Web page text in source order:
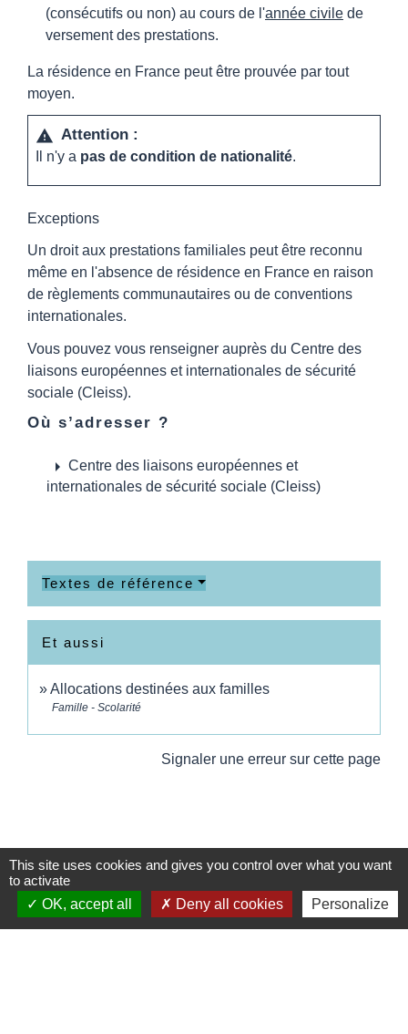
(consécutifs ou non) au cours de l'année civile de
versement des prestations.
La résidence en France peut être prouvée par tout
moyen.
warning Attention :
Il n'y a pas de condition de nationalité.
Exceptions
Un droit aux prestations familiales peut être reconnu
même en l'absence de résidence en France en raison
de règlements communautaires ou de conventions
internationales.
Vous pouvez vous renseigner auprès du Centre des
liaisons européennes et internationales de sécurité
sociale (Cleiss).
Où s’adresser ?
arrow_right Centre des liaisons européennes et
internationales de sécurité sociale (Cleiss)
Textes de référence
Et aussi
Allocations destinées aux familles
Famille - Scolarité
Signaler une erreur sur cette page
Commune de Wickerschwihr
37 Grand'Rue
This site uses cookies and gives you control over what you want
to activate
OK, accept all
Deny all cookies Personalize